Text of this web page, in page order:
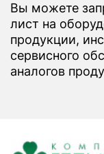
Вы можете
лист на
продукции,
сервисного
аналогов